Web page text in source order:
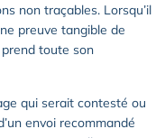
non traçables. Lorsqu’il
preuve tangible de
prend toute son
qui serait contesté ou
envoi recommandé